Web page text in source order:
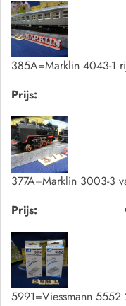
385A=Marklin 4043-1
Prijs:
377A=Marklin 3003-3
Prijs:
5991=Viessmann